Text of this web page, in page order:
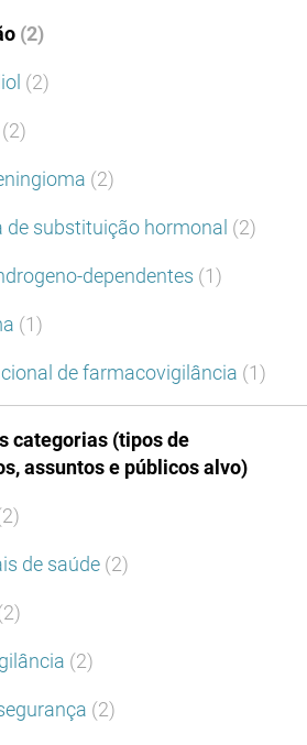
(2)
(2)
(2)
(2)
de substituição hormonal (2)
dependentes (1)
(1)
de farmacovigilância (1)
categorias (tipos de
assuntos e públicos alvo)
de saúde (2)
(2)
(2)